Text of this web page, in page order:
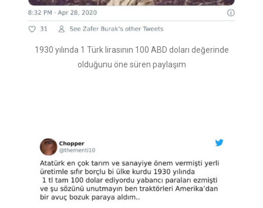
1930 yılında 1 Türk lirasının 100 ABD doları değerinde
olduğunu öne süren paylaşım